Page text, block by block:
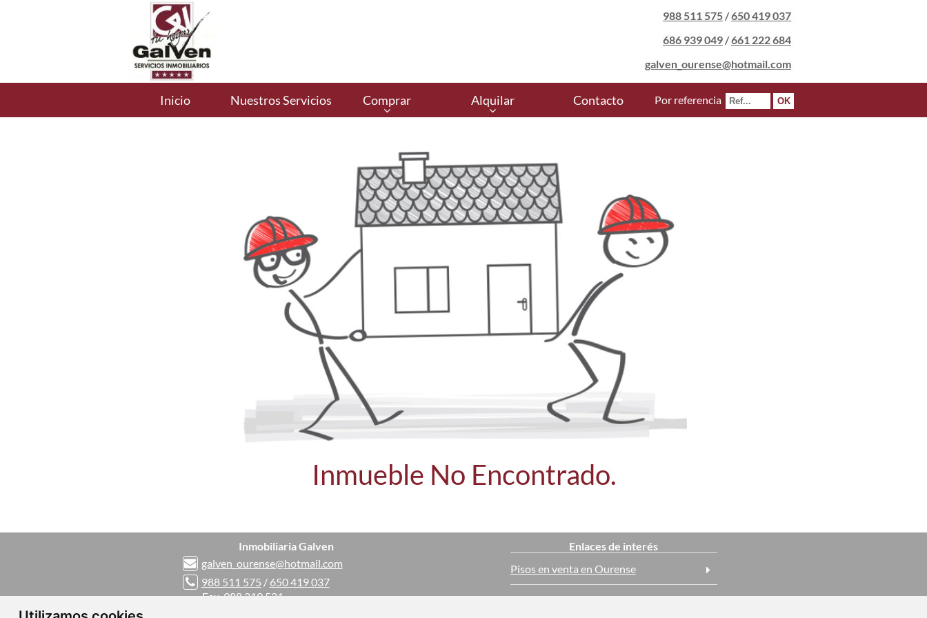
988 511 575 /650 419 037
686 939 049 /661 222 684
galven_ourense@hotmail.com
Inicio Nuestros Servicios Comprar Alquilar Contacto Por referencia
Inmueble No Encontrado.
Inmobiliaria Galven
galven_ourense@hotmail.com
988 511 575 / 650 419 037
Fax. 988 219 521
Enlaces de interés
Pisos en venta en Ourense
Casas en venta en Ourense